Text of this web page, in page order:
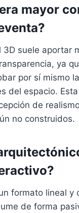
mayor
3D suele aportar
ya
por sí mismo
del espacio.
de
no construidos.
formato lineal y
de forma